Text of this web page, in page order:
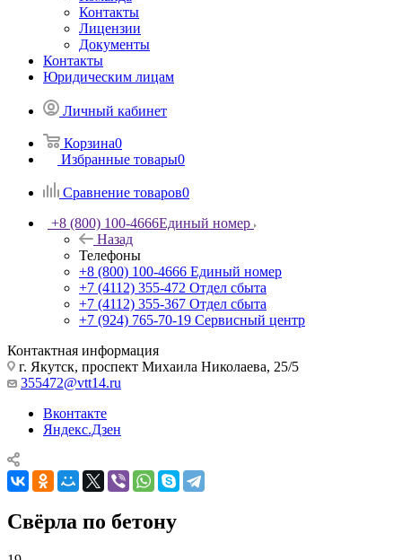
Контакты
Лицензии
Документы
Контакты
Юридическим лицам
Личный кабинет
Корзина0
Избранные товары0
Сравнение товаров0
+8 (800) 100-4666Единый номер
Назад
Телефоны
+8 (800) 100-4666 Единый номер
+7 (4112) 355-472 Отдел сбыта
+7 (4112) 355-367 Отдел сбыта
+7 (924) 765-70-19 Сервисный центр
Контактная информация
г. Якутск, проспект Михаила Николаева, 25/5
355472@vtt14.ru
Вконтакте
Яндекс.Дзен
Свёрла по бетону